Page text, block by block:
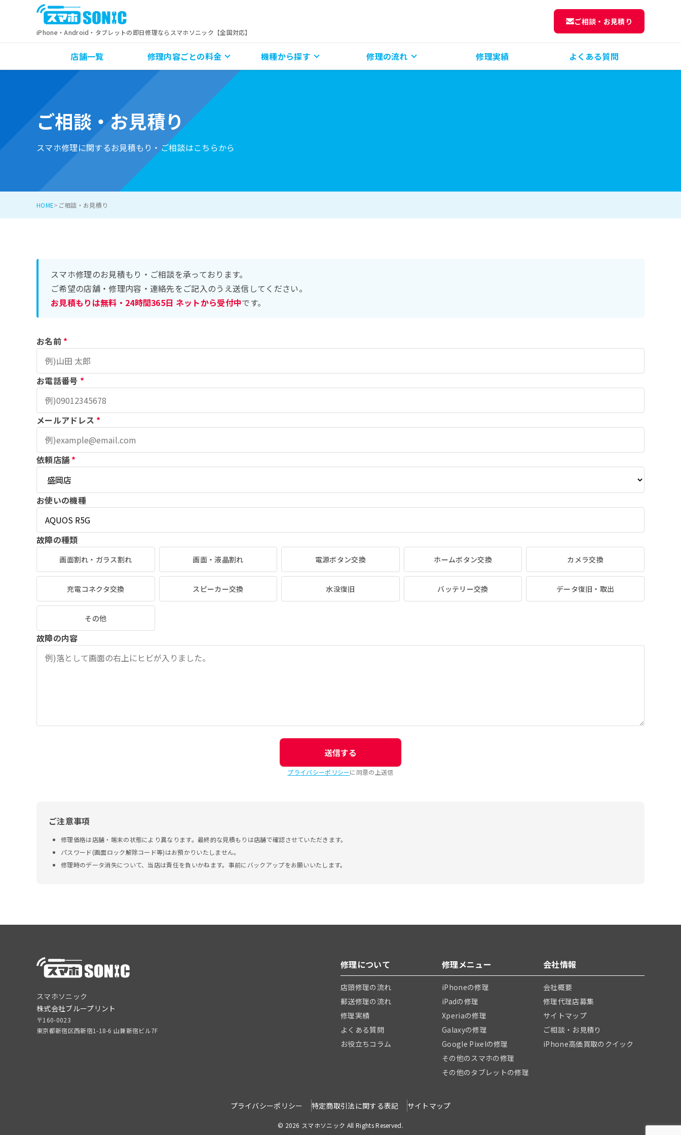
iPhone・Android・タブレットの即日修理ならスマホソニック【全国対応】
ご相談・お見積り
店舗一覧 修理内容ごとの料金 機種から探す 修理の流れ 修理実績 よくある質問
ご相談・お見積り
スマホ修理に関するお見積もり・ご相談はこちらから
HOME ご相談・お見積り
スマホ修理のお見積もり・ご相談を承っております。
ご希望の店舗・修理内容・連絡先をご記入のうえ送信してください。
お見積もりは無料・24時間365日 ネットから受付中です。
お名前 *
お電話番号 *
メールアドレス *
依頼店舗 *
お使いの機種
故障の種類
画面割れ・ガラス割れ 画面・液晶割れ 電源ボタン交換 ホームボタン交換 カメラ交換
充電コネクタ交換 スピーカー交換 水没復旧 バッテリー交換 データ復旧・取出
その他
故障の内容
送信する
プライバシーポリシーに同意の上送信
ご注意事項
修理価格は店舗・端末の状態により異なります。最終的な見積もりは店舗で確認させていただきます。
パスワード(画面ロック解除コード等)はお預かりいたしません。
修理時のデータ消失について、当店は責任を負いかねます。事前にバックアップをお願いいたします。
スマホソニック
株式会社ブループリント
〒160-0023
東京都新宿区西新宿1-18-6 山兼新宿ビル7F
修理について
店頭修理の流れ
郵送修理の流れ
修理実績
よくある質問
お役立ちコラム
修理メニュー
iPhoneの修理
iPadの修理
Xperiaの修理
Galaxyの修理
Google Pixelの修理
その他のスマホの修理
その他のタブレットの修理
会社情報
会社概要
修理代理店募集
サイトマップ
ご相談・お見積り
iPhone高価買取のクイック
プライバシーポリシー 特定商取引法に関する表記 サイトマップ
© 2026 スマホソニック All Rights Reserved.